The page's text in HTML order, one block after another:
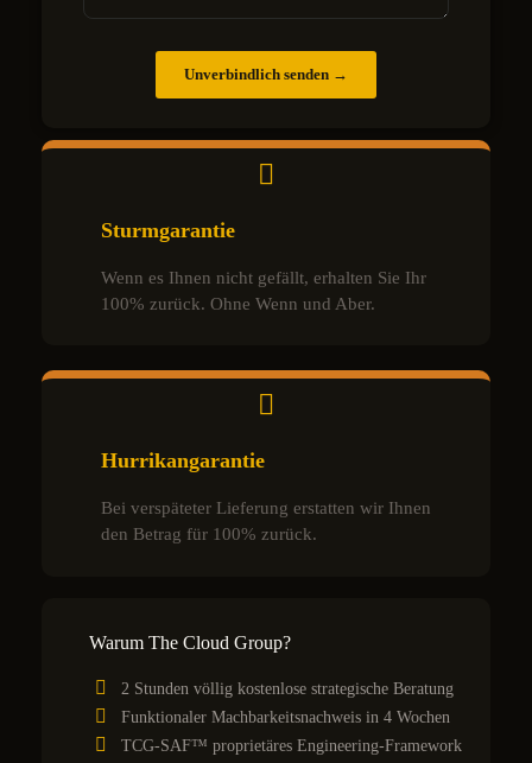
Unverbindlich senden →
Sturmgarantie
Wenn es Ihnen nicht gefällt, erhalten Sie Ihr
100% zurück. Ohne Wenn und Aber.
Hurrikangarantie
Bei verspäteter Lieferung erstatten wir Ihnen
den Betrag für 100% zurück.
Warum The Cloud Group?
2 Stunden völlig kostenlose strategische Beratung
Funktionaler Machbarkeitsnachweis in 4 Wochen
TCG-SAF™ proprietäres Engineering-Framework